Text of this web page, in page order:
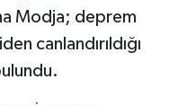
Modja; deprem
canlandırıldığı